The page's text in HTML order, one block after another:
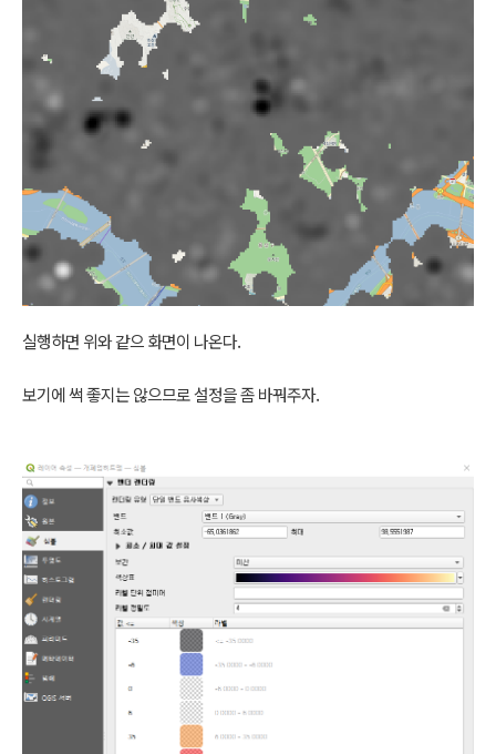
실행하면 위와 같으 화면이 나온다.
보기에 썩 좋지는 않으므로 설정을 좀 바꿔주자.